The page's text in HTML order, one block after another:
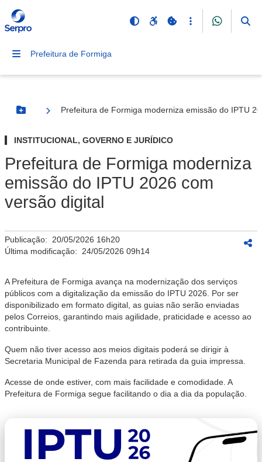
Prefeitura de Formiga
Botão Menu
Prefeitura de Formiga moderniza emissão do IPTU
INSTITUCIONAL, GOVERNO E JURÍDICO
Prefeitura de Formiga moderniza
emissão do IPTU 2026 com
versão digital
Publicação: 20/05/2026 16h20
Última modificação: 24/05/2026 09h14
A Prefeitura de Formiga avança na modernização dos serviços
públicos com a digitalização da emissão do IPTU 2026. Por ser
disponibilizado em formato digital, as guias não serão enviadas
pelos Correios, garantindo mais agilidade, praticidade e acesso ao
contribuinte.
Quem não tiver acesso aos meios digitais poderá se dirigir à
Secretaria Municipal de Fazenda para retirada da guia impressa.
Acesse de onde estiver, com mais facilidade e comodidade. A
Prefeitura de Formiga segue facilitando o dia a dia da população.